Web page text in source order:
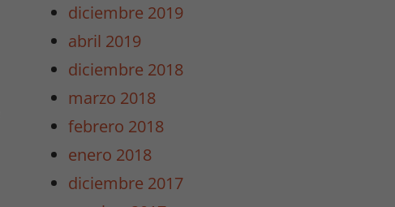
diciembre 2019
abril 2019
diciembre 2018
marzo 2018
febrero 2018
enero 2018
diciembre 2017